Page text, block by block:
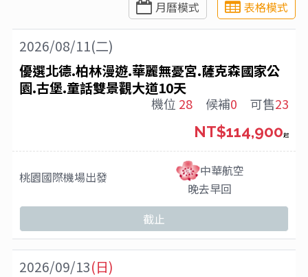
月曆模式 表格模式
2026/08/11(二)
優選北德.柏林漫遊.華麗無憂宮.薩克森國家公
園.古堡.童話雙景觀大道10天
機位 28 候補0 可售23
桃園國際機場出發
中華航空
晚去早回
NT$114,900起
截止
2026/09/13(日)